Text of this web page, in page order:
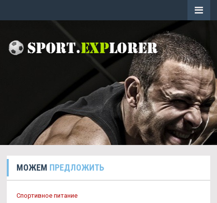
МОЖЕМ ПРЕДЛОЖИТЬ
Спортивное питание